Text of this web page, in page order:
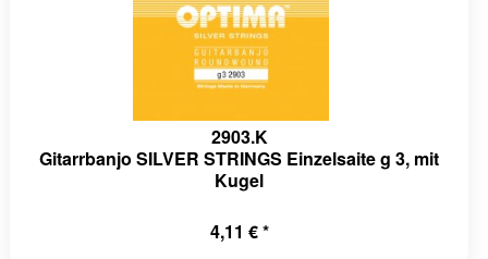
2903.K
Gitarrbanjo SILVER STRINGS Einzelsaite g 3, mit
Kugel
4,11 € *